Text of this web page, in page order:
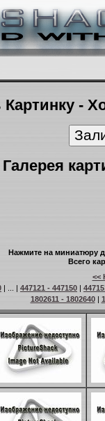
-
Галерея
Нажмите на миниатюру
Всего
<<
| ... | 447121 - 447150 |
1802611 - 1802640|